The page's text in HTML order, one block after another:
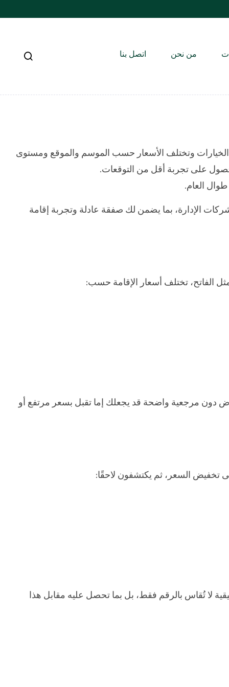
من نحن اتصل بنا
وتختلف الأسعار حسب الموسم والموقع ومستوى
على تجربة أقل من التوقعات.
العام.
الإدارة، بما يضمن لك صفقة عادلة وتجربة إقامة
الفاتح، تختلف أسعار الإقامة حسب:
مرجعية واضحة قد يجعلك إما تقبل بسعر مرتفع أو
تخفيض السعر، ثم يكتشفون لاحقًا:
لا تُقاس بالرقم فقط، بل بما تحصل عليه مقابل هذا